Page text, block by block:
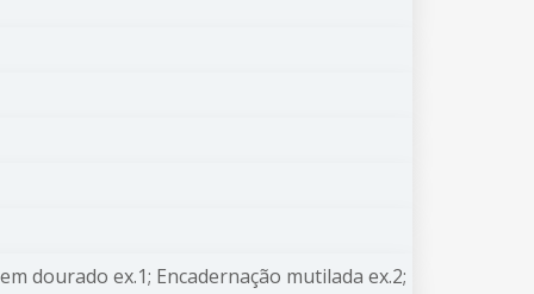
dourado ex.1; Encadernação mutilada ex.2;